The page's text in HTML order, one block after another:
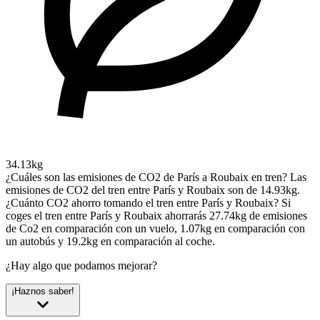
34.13kg
¿Cuáles son las emisiones de CO2 de París a Roubaix en tren? Las
emisiones de CO2 del tren entre París y Roubaix son de 14.93kg.
¿Cuánto CO2 ahorro tomando el tren entre París y Roubaix? Si
coges el tren entre París y Roubaix ahorrarás 27.74kg de emisiones
de Co2 en comparación con un vuelo, 1.07kg en comparación con
un autobús y 19.2kg en comparación al coche.
¿Hay algo que podamos mejorar?
¡Haznos saber!